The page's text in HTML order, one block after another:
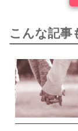
こんな記事